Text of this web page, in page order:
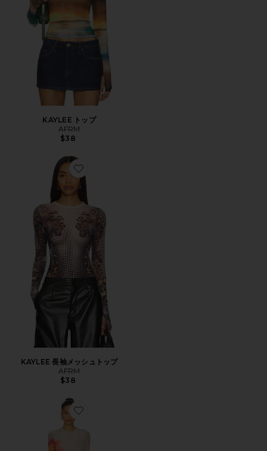
KAYLEE トップ
AFRM
$38
Favorite KAYLEE 長袖メッシュトップ
KAYLEE 長袖メッシュトップ
AFRM
$38
Favorite MIRZA ドレス